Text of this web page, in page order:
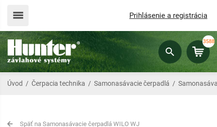
Prihlásenie a registrácia
3588
Úvod / Čerpacia technika / Samonasávacie čerpadlá /
Späť na Samonasávacie čerpadlá WILO WJ